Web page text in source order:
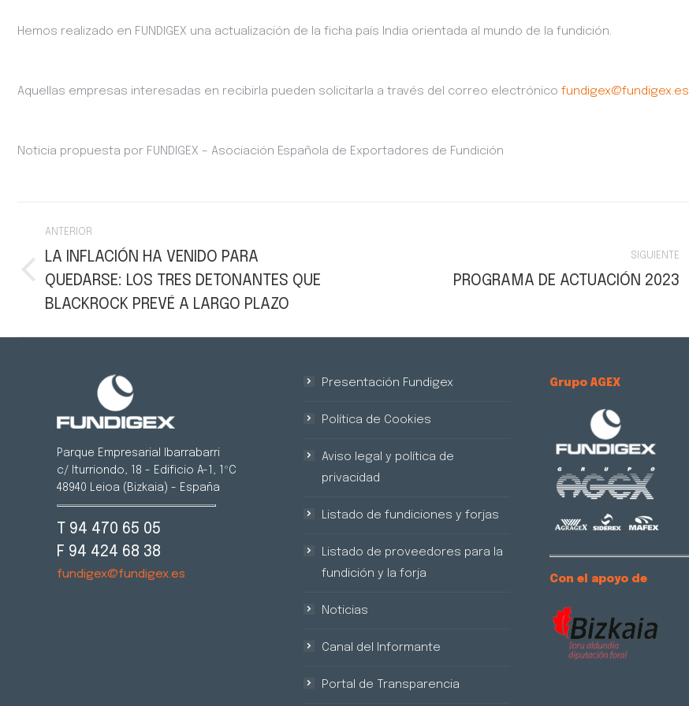
Hemos realizado en FUNDIGEX una actualización de la ficha país India orientada al mundo de la fundición.
Aquellas empresas interesadas en recibirla pueden solicitarla a través del correo electrónico fundigex@fundigex.es
Noticia propuesta por FUNDIGEX – Asociación Española de Exportadores de Fundición
entre
publicaciones
ANTERIOR
Publicación
anterior:
LA INFLACIÓN HA VENIDO PARA
QUEDARSE: LOS TRES DETONANTES QUE
BLACKROCK PREVÉ A LARGO PLAZO
SIGUIENTE
PROGRAMA DE ACTUACIÓN 2023
Parque Empresarial Ibarrabarri
c/ Iturriondo, 18 - Edificio A-1, 1ºC
48940 Leioa (Bizkaia) - España
T 94 470 65 05
F 94 424 68 38
fundigex@fundigex.es
Presentación Fundigex
Política de Cookies
Aviso legal y política de
privacidad
Listado de fundiciones y forjas
Listado de proveedores para la
fundición y la forja
Noticias
Canal del Informante
Portal de Transparencia
Grupo AGEX
Con el apoyo de